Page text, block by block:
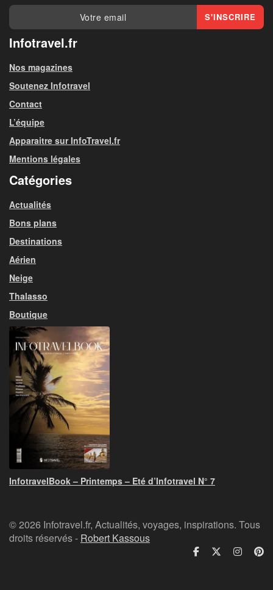
Infotravel.fr
Nos magazines
Soutenez Infotravel
Contact
L’équipe
Apparaitre sur InfoTravel.fr
Mentions légales
Catégories
Actualités
Bons plans
Destinations
Aérien
Neige
Thalasso
Boutique
InfotravelBook – Printemps – Eté d’Infotravel N° 7
© 2026 Infotravel.fr, Actualités, voyages, inspirations. Tous
droits réservés - Robert Kassous